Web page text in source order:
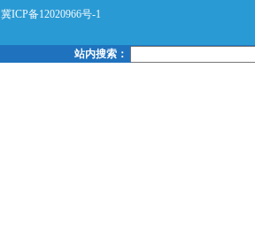
冀ICP备12020966号-1
站内搜索：